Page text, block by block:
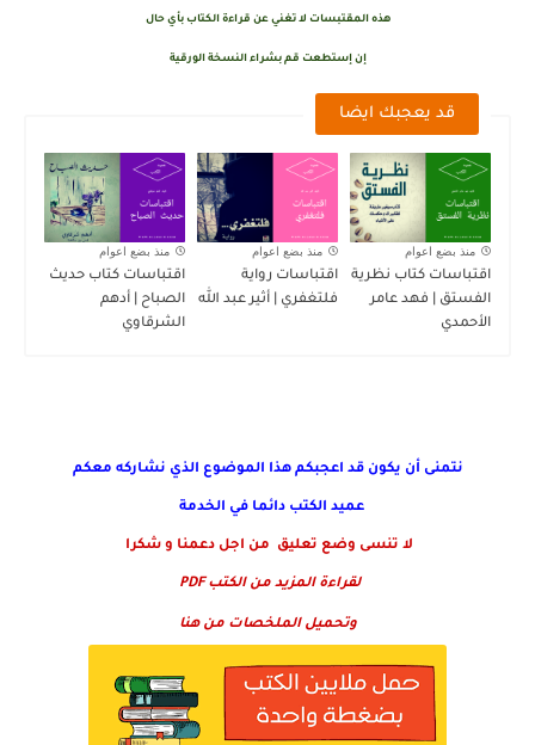
هذه المقتبسات لا تغني عن قراءة الكتاب بأي حال
إن إستطعت قم بشراء النسخة الورقية
قد يعجبك ايضا
منذ بضع اعوام
اقتباسات كتاب نظرية
الفستق | فهد عامر
الأحمدي
منذ بضع اعوام
اقتباسات رواية
فلتغفري | أثير عبد الله
منذ بضع اعوام
اقتباسات كتاب حديث
الصباح | أدهم
الشرقاوي
نتمنى أن يكون قد اعجبكم هذا الموضوع الذي نشاركه معكم
عميد الكتب دائما في الخدمة
لا تنسى وضع تعليق من اجل دعمنا و شكرا
لقراءة المزيد من الكتب PDF
وتحميل الملخصات من هنا